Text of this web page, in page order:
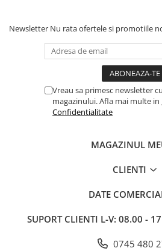
drag !
Newsletter Nu rata ofertele si promotiile
Vreau sa primesc newsletter
magazinului. Afla mai multe in
Confidentialitate
MAGAZINUL
CLIENTI
DATE
SUPORT CLIENTI L-V: 08.00 -
0745 480